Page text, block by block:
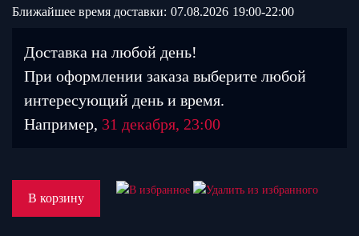
Ближайшее время доставки: 07.08.2026 19:00-22:00
Доставка на любой день!
При оформлении заказа выберите любой
интересующий день и время.
Например, 31 декабря, 23:00
В корзину